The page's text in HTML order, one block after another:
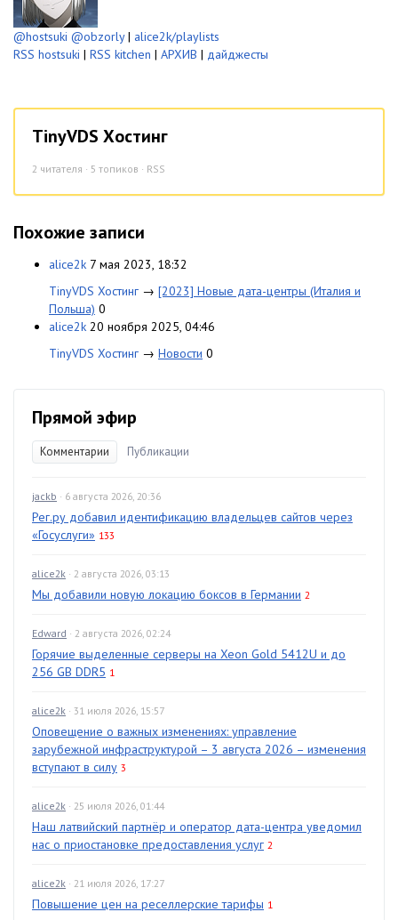
@hostsuki @obzorly| alice2k/playlists
RSS hostsuki | RSS kitchen | АРХИВ | дайджесты
TinyVDS Хостинг
2 читателя · 5 топиков · RSS
Похожие записи
alice2k 7 мая 2023, 18:32
TinyVDS Хостинг → [2023] Новые дата-центры (Италия и
Польша) 0
alice2k 20 ноября 2025, 04:46
TinyVDS Хостинг → Новости 0
Прямой эфир
Комментарии Публикации
jackb · 6 августа 2026, 20:36
Рег.ру добавил идентификацию владельцев сайтов через
«Госуслуги» 133
alice2k · 2 августа 2026, 03:13
Мы добавили новую локацию боксов в Германии 2
Edward · 2 августа 2026, 02:24
Горячие выделенные серверы на Xeon Gold 5412U и до
256 GB DDR5 1
alice2k · 31 июля 2026, 15:57
Оповещение о важных изменениях: управление
зарубежной инфраструктурой – 3 августа 2026 – изменения
вступают в силу 3
alice2k · 25 июля 2026, 01:44
Наш латвийский партнёр и оператор дата-центра уведомил
нас о приостановке предоставления услуг 2
alice2k · 21 июля 2026, 17:27
Повышение цен на реселлерские тарифы 1